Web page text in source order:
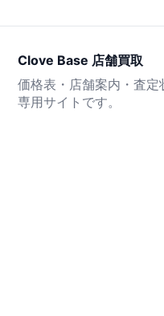
Clove Base 店舗買取
価格表・店舗案内・査定
専用サイトです。